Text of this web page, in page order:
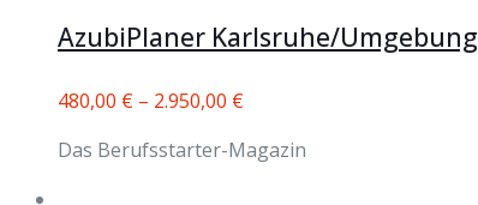
AzubiPlaner Karlsruhe/Umgebung
480,00 € – 2.950,00 €
Das Berufsstarter-Magazin